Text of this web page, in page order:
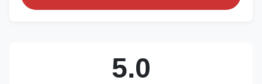
5.0